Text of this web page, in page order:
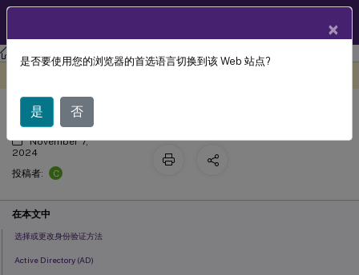
Citrix Workspace
配置身份验证
November 7,
2024
投稿者:
C
在本文中
选择或更改身份验证方法
Active Directory (AD)
×
是否要使用您的浏览器的首选语言切换到该 Web 站点?
是 否